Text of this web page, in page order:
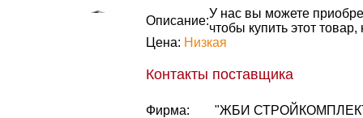
Описание:
У нас вы можете
чтобы купить этот
Цена: Низкая
Контакты поставщика
Фирма:
"ЖБИ